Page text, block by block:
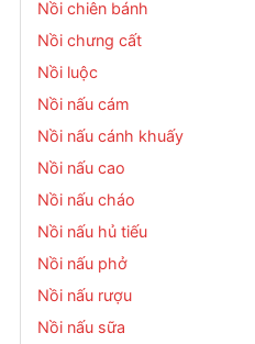
Nồi chiên bánh
Nồi chưng cất
Nồi luộc
Nồi nấu cám
Nồi nấu cánh khuấy
Nồi nấu cao
Nồi nấu cháo
Nồi nấu hủ tiếu
Nồi nấu phở
Nồi nấu rượu
Nồi nấu sữa